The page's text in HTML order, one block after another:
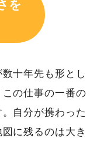
十年先も形とし
の仕事の一番の
自分が携わった
に残るのは大き